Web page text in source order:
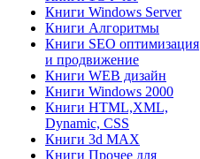
Книги Windows Server
Книги Алгоритмы
Книги SEO оптимизация
и продвижение
Книги WEB дизайн
Книги Windows 2000
Книги HTML,XML,
Dynamic, CSS
Книги 3d MAX
Книги Прочее для